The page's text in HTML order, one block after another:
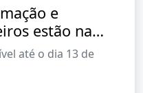
e
estão na
Barretos
até o dia 13 de